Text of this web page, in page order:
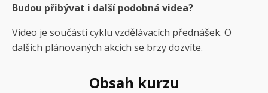
Budou přibývat i další podobná videa?
Video je součástí cyklu vzdělávacích přednášek. O
dalších plánovaných akcích se brzy dozvíte.
Obsah kurzu